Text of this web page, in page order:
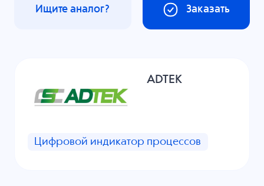
Заказать
Ищите аналог?
ADTEK
Цифровой индикатор процессов